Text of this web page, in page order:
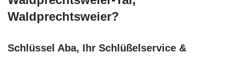
Waldprechtsweier?
Schlüssel Aba, Ihr Schlüßelservice &